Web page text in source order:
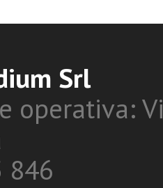
Srl
operativa:
846